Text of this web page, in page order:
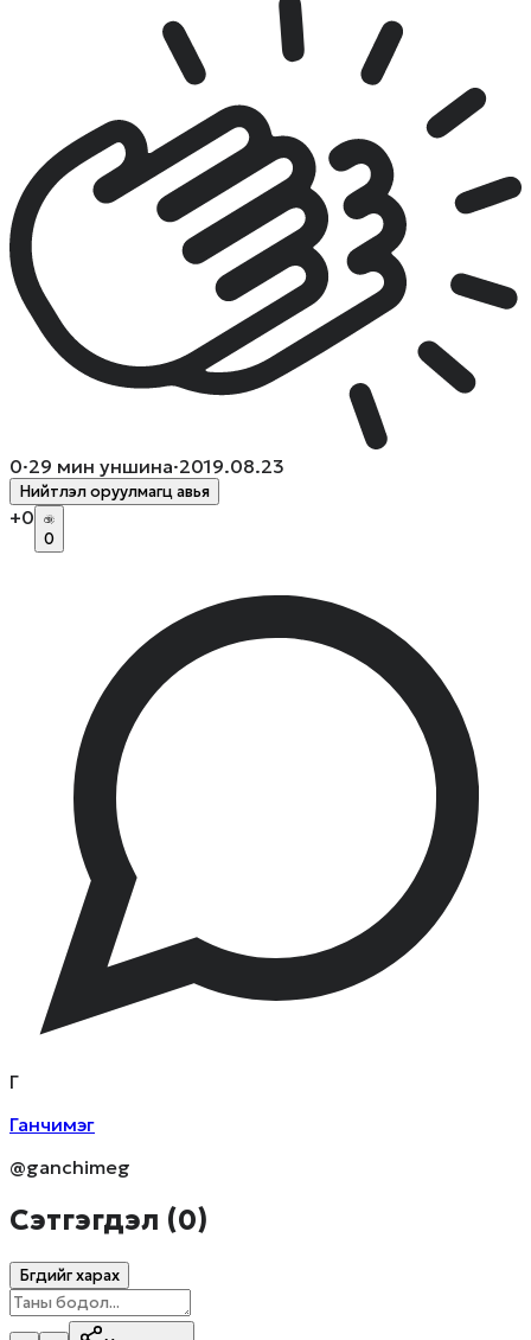
0·29 мин уншина·2019.08.23
Нийтлэл оруулмагц авья
+0
0
Г
Ганчимэг
@ganchimeg
Сэтгэгдэл (0)
Бүгдийг харах